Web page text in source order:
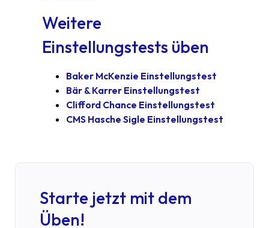
Weitere
Einstellungstests üben
Baker McKenzie Einstellungstest
Bär & Karrer Einstellungstest
Clifford Chance Einstellungstest
CMS Hasche Sigle Einstellungstest
Starte jetzt mit dem
Üben!